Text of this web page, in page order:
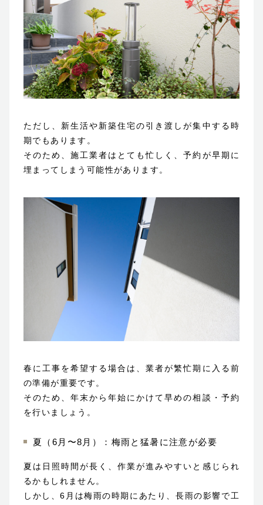
ただし、新生活や新築住宅の引き渡しが集中する時
期でもあります。
そのため、施工業者はとても忙しく、予約が早期に
埋まってしまう可能性があります。
春に工事を希望する場合は、業者が繁忙期に入る前
の準備が重要です。
そのため、年末から年始にかけて早めの相談・予約
を行いましょう。
夏（6月〜8月）：梅雨と猛暑に注意が必要
夏は日照時間が長く、作業が進みやすいと感じられ
るかもしれません。
しかし、6月は梅雨の時期にあたり、長雨の影響で工